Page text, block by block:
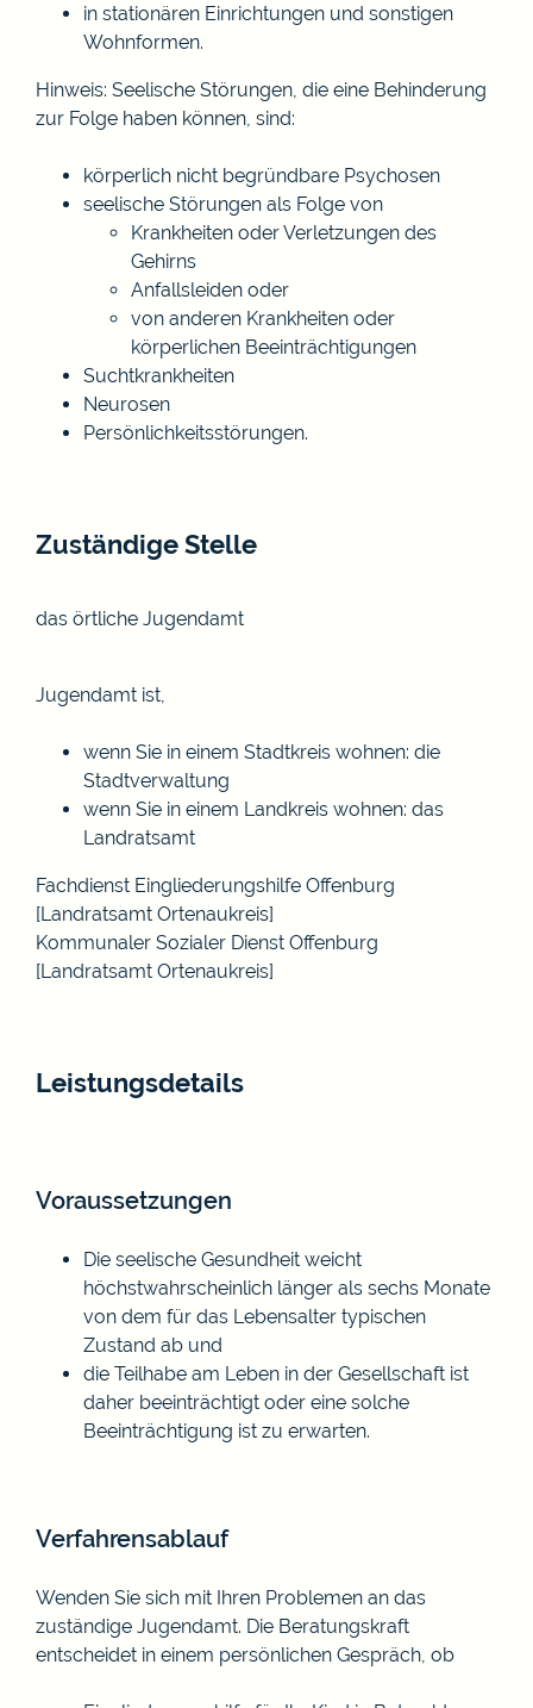
in stationären Einrichtungen und sonstigen
Wohnformen.
Hinweis: Seelische Störungen, die eine Behinderung
zur Folge haben können, sind:
körperlich nicht begründbare Psychosen
seelische Störungen als Folge von
Krankheiten oder Verletzungen des
Gehirns
Anfallsleiden oder
von anderen Krankheiten oder
körperlichen Beeinträchtigungen
Suchtkrankheiten
Neurosen
Persönlichkeitsstörungen.
Zuständige Stelle
das örtliche Jugendamt
Jugendamt ist,
wenn Sie in einem Stadtkreis wohnen: die
Stadtverwaltung
wenn Sie in einem Landkreis wohnen: das
Landratsamt
Fachdienst Eingliederungshilfe Offenburg
[Landratsamt Ortenaukreis]
Kommunaler Sozialer Dienst Offenburg
[Landratsamt Ortenaukreis]
Leistungsdetails
Voraussetzungen
Die seelische Gesundheit weicht
höchstwahrscheinlich länger als sechs Monate
von dem für das Lebensalter typischen
Zustand ab und
die Teilhabe am Leben in der Gesellschaft ist
daher beeinträchtigt oder eine solche
Beeinträchtigung ist zu erwarten.
Verfahrensablauf
Wenden Sie sich mit Ihren Problemen an das
zuständige Jugendamt. Die Beratungskraft
entscheidet in einem persönlichen Gespräch, ob